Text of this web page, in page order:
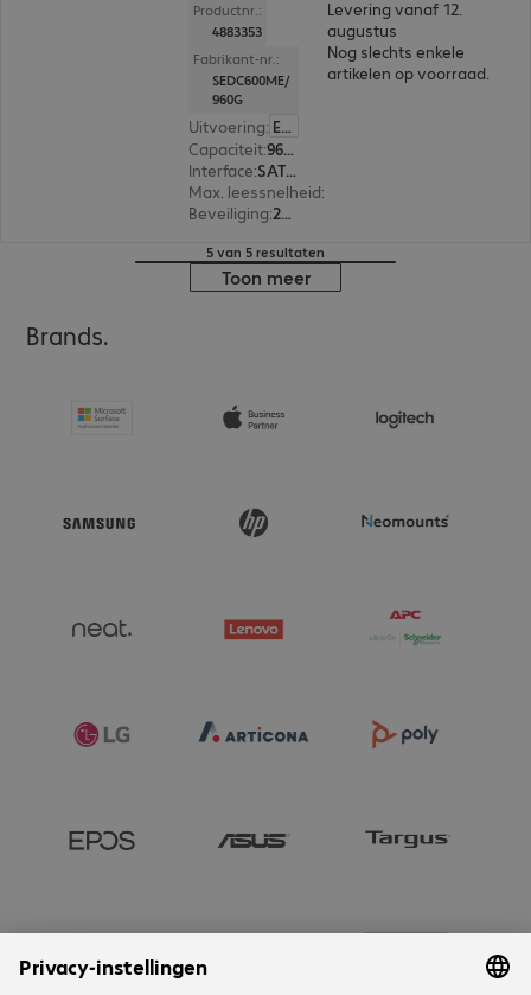
Productnr.:
4883353
Fabrikant-nr.:
SEDC600ME/
960G
Uitvoering: Europa
Capaciteit:
960 GB
Interface:
SATA 3.0 (6 Gbit/s) 6,4 cm (2,5")
Max. leessnelheid:
Beveiliging: 256-bit AES-versleuteling
Levering vanaf 12.
augustus
Nog slechts enkele
artikelen op voorraad.
5 van 5 resultaten
Toon meer
Brands.